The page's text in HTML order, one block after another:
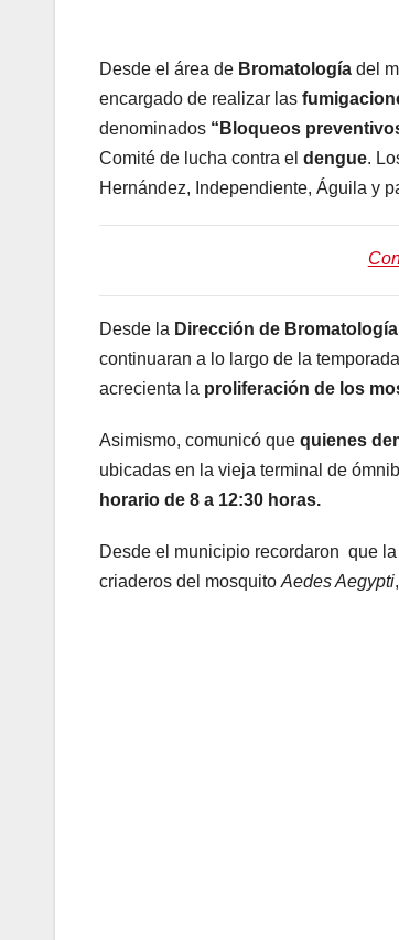
Desde el área de Bromatología del
encargado de realizar las
denominados “Bloqueos
Comité de lucha contra el dengue.
Hernández, Independiente, Águila y
Desde la Dirección de Bromatología
continuaran a lo largo de la
acrecienta la proliferación de los
Asimismo, comunicó que quienes
ubicadas en la vieja terminal de
horario de 8 a 12:30 horas.
Desde el municipio recordaron que
criaderos del mosquito Aedes Aegypti